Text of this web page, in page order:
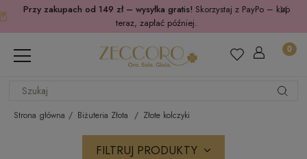
Przy zakupach od 149 zł – wysyłka gratis! Skorzystaj z PayPo – kup
teraz, zapłać później.
Strona główna Biżuteria Złota Złote kolczyki
FILTRUJ PRODUKTY